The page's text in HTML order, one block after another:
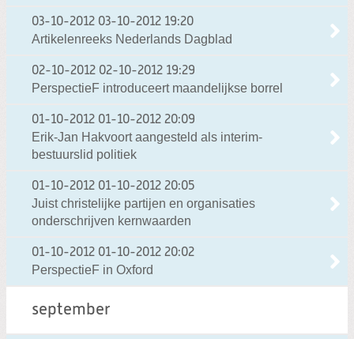
03-10-2012 03-10-2012 19:20
Artikelenreeks Nederlands Dagblad
02-10-2012 02-10-2012 19:29
PerspectieF introduceert maandelijkse borrel
01-10-2012 01-10-2012 20:09
Erik-Jan Hakvoort aangesteld als interim-
bestuurslid politiek
01-10-2012 01-10-2012 20:05
Juist christelijke partijen en organisaties
onderschrijven kernwaarden
01-10-2012 01-10-2012 20:02
PerspectieF in Oxford
september